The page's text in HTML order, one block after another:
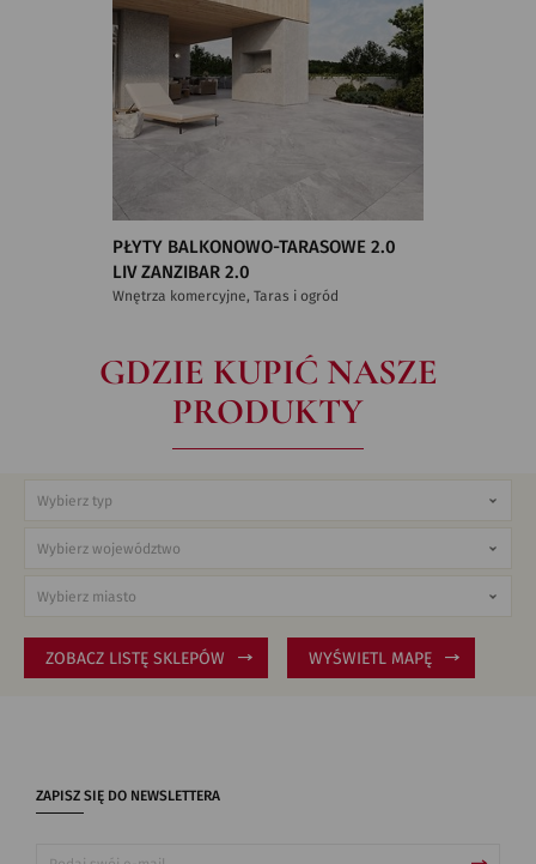
PŁYTY BALKONOWO-TARASOWE 2.0
LIV ZANZIBAR 2.0
Wnętrza komercyjne, Taras i ogród
GDZIE KUPIĆ NASZE
PRODUKTY
ZOBACZ LISTĘ SKLEPÓW WYŚWIETL MAPĘ
ZAPISZ SIĘ DO NEWSLETTERA